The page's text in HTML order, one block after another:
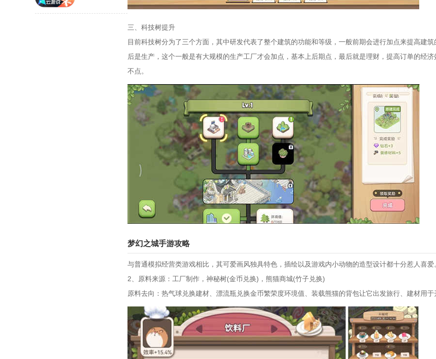
三、科技树提升
目前科技树分为了三个方面，其中研发代表了整个建筑的功能和等级，一般前期会进行加点来提高建筑
后是生产，这个一般是有大规模的生产工厂才会加点，基本上后期点，最后就是理财，提高订单的经
不点。
梦幻之城手游攻略
与普通模拟经营类游戏相比，其可爱画风独具特色，插绘以及游戏内小动物的造型设计都十分惹人喜爱
2、原料来源：工厂制作，神秘树(金币兑换)，熊猫商城(竹子兑换)
原料去向：热气球兑换建材、漂流瓶兑换金币繁荣度环境值、装载熊猫的背包让它出发旅行、建材用